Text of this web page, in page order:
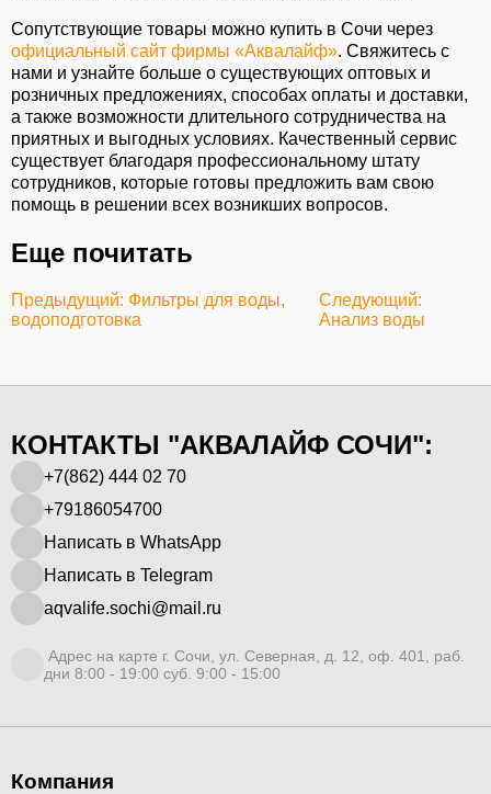
Сопутствующие товары можно купить в Сочи через
официальный сайт фирмы «Аквалайф». Свяжитесь с
нами и узнайте больше о существующих оптовых и
розничных предложениях, способах оплаты и доставки,
а также возможности длительного сотрудничества на
приятных и выгодных условиях. Качественный сервис
существует благодаря профессиональному штату
сотрудников, которые готовы предложить вам свою
помощь в решении всех возникших вопросов.
Еще почитать
Следующий:
Анализ воды
Предыдущий: Фильтры для воды,
водоподготовка
КОНТАКТЫ "АКВАЛАЙФ СОЧИ":
+7(862) 444 02 70
+79186054700
Написать в WhatsApp
Написать в Telegram
aqvalife.sochi@mail.ru
Адрес на карте г. Сочи, ул. Северная, д. 12, оф. 401, раб.
дни 8:00 - 19:00 суб. 9:00 - 15:00
Компания